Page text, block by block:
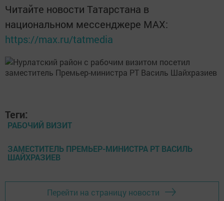
Читайте новости Татарстана в
национальном мессенджере MАХ:
https://max.ru/tatmedia
Теги:
РАБОЧИЙ ВИЗИТ
ЗАМЕСТИТЕЛЬ ПРЕМЬЕР-МИНИСТРА РТ ВАСИЛЬ
ШАЙХРАЗИЕВ
Перейти на страницу новости